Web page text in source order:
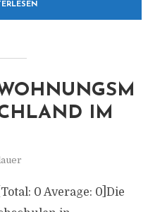
IM
0 Average: 0]Die